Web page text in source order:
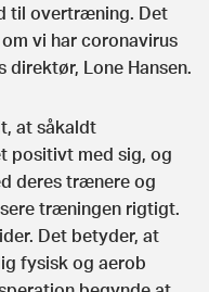
til overtræning. Det
vi har coronavirus
direktør, Lone Hansen.
at såkaldt
positivt med sig, og
deres trænere og
træningen rigtigt.
Det betyder, at
fysisk og aerob